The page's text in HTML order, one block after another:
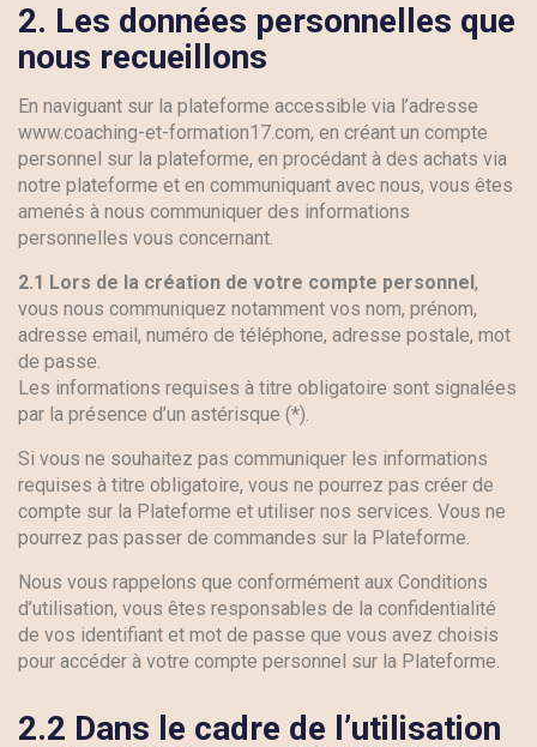
2. Les données personnelles que
nous recueillons
En naviguant sur la plateforme accessible via l’adresse
www.coaching-et-formation17.com, en créant un compte
personnel sur la plateforme, en procédant à des achats via
notre plateforme et en communiquant avec nous, vous êtes
amenés à nous communiquer des informations
personnelles vous concernant.
2.1 Lors de la création de votre compte personnel,
vous nous communiquez notamment vos nom, prénom,
adresse email, numéro de téléphone, adresse postale, mot
de passe.
Les informations requises à titre obligatoire sont signalées
par la présence d’un astérisque (*).
Si vous ne souhaitez pas communiquer les informations
requises à titre obligatoire, vous ne pourrez pas créer de
compte sur la Plateforme et utiliser nos services. Vous ne
pourrez pas passer de commandes sur la Plateforme.
Nous vous rappelons que conformément aux Conditions
d’utilisation, vous êtes responsables de la confidentialité
de vos identifiant et mot de passe que vous avez choisis
pour accéder à votre compte personnel sur la Plateforme.
2.2 Dans le cadre de l’utilisation